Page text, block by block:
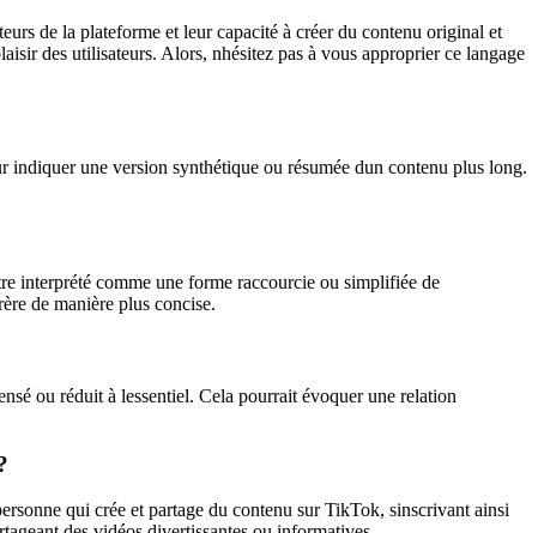
de la plateforme et leur capacité à créer du contenu original et
des utilisateurs. Alors, nhésitez pas à vous approprier ce langage
une version synthétique ou résumée dun contenu plus long.
interprété comme une forme raccourcie ou simplifiée de
de manière plus concise.
ou réduit à lessentiel. Cela pourrait évoquer une relation
qui crée et partage du contenu sur TikTok, sinscrivant ainsi